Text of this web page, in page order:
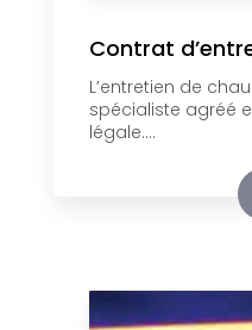
Contrat
L’entretien de
spécialiste agréé
légale....